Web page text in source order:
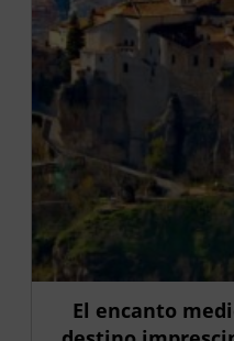
El encanto